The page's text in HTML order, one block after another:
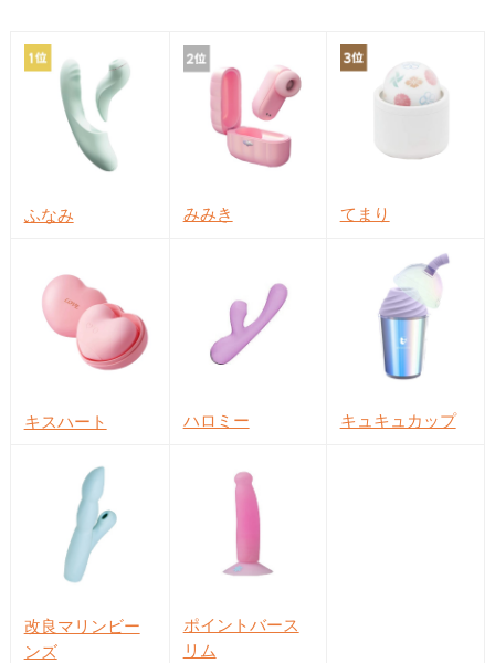
ふなみ みみき てまり
キスハート ハロミー キュキュカップ
改良マリンビー
ンズ
ポイントバース
リム